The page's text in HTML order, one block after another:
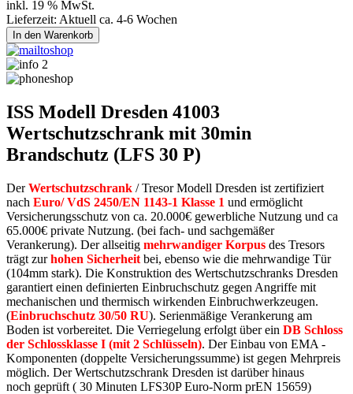
inkl. 19 % MwSt.
Lieferzeit: Aktuell ca. 4-6 Wochen
ISS Modell Dresden 41003
Wertschutzschrank mit 30min
Brandschutz (LFS 30 P)
Der Wertschutzschrank / Tresor Modell Dresden ist zertifiziert
nach Euro/ VdS 2450/EN 1143-1 Klasse 1 und ermöglicht
Versicherungsschutz von ca. 20.000€ gewerbliche Nutzung und ca
65.000€ private Nutzung. (bei fach- und sachgemäßer
Verankerung). Der allseitig mehrwandiger Korpus des Tresors
trägt zurhohen Sicherheit bei, ebenso wie die mehrwandige Tür
(104mm stark). Die Konstruktion des Wertschutzschranks Dresden
garantiert einen definierten Einbruchschutz gegen Angriffe mit
mechanischen und thermisch wirkenden Einbruchwerkzeugen.
(Einbruchschutz 30/50 RU). Serienmäßige Verankerung am
Boden ist vorbereitet. Die Verriegelung erfolgt über ein DB Schloss
der Schlossklasse I (mit 2 Schlüsseln). Der Einbau von EMA -
Komponenten (doppelte Versicherungssumme) ist gegen Mehrpreis
möglich. Der Wertschutzschrank Dresden ist darüber hinaus
noch geprüft ( 30 Minuten LFS30P Euro-Norm prEN 15659)